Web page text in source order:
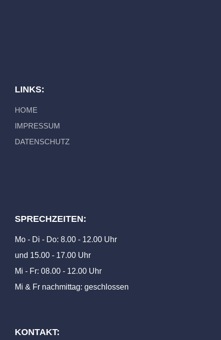
LINKS:
HOME
IMPRESSUM
DATENSCHUTZ
SPRECHZEITEN:
Mo - Di - Do: 8.00 - 12.00 Uhr
und 15.00 - 17.00 Uhr
Mi - Fr: 08.00 - 12.00 Uhr
Mi & Fr nachmittag: geschlossen
KONTAKT: